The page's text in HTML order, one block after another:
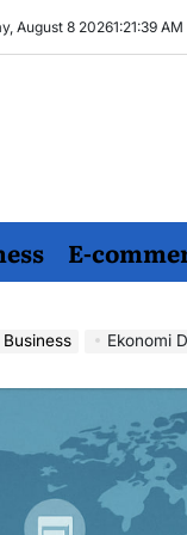
August 8 20261:21:40 AM
E-
Business Ekonomi